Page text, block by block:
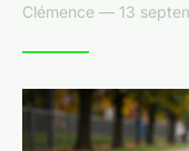
Clémence — 13